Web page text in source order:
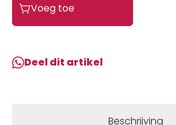
Sluitring
11T
aantal
Voeg toe
Deel dit artikel
Beschrijving